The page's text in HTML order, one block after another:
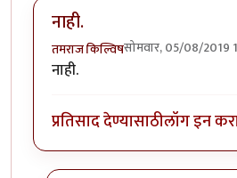
नाही.
तमराज किल्विषसोमवार, 05/08/2019
नाही.
प्रतिसाद देण्यासाठीलॉग इन